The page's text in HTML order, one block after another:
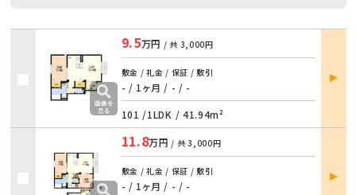
9.5万円 / 共 3,000円
敷金 / 礼金 / 保証 / 敷引
- / 1ヶ月 / - / -
101 /1LDK / 41.94m²
部屋
詳細
11.8万円 / 共3,000円
敷金 / 礼金 / 保証 / 敷引
- / 1ヶ月 / - / -
部屋
詳細